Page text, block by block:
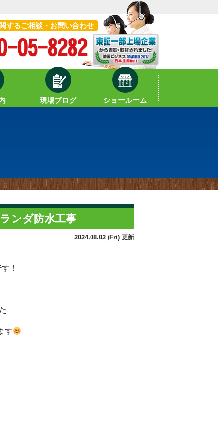
するご相談・お問い合わせ
現場ブログ ショールーム
ンダ防水工事
2024.08.02 (Fri) 更新
！
す